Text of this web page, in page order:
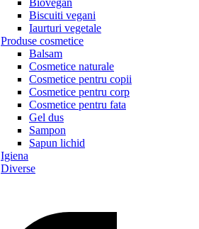
Biovegan
Biscuiti vegani
Iaurturi vegetale
Produse cosmetice
Balsam
Cosmetice naturale
Cosmetice pentru copii
Cosmetice pentru corp
Cosmetice pentru fata
Gel dus
Sampon
Sapun lichid
Igiena
Diverse